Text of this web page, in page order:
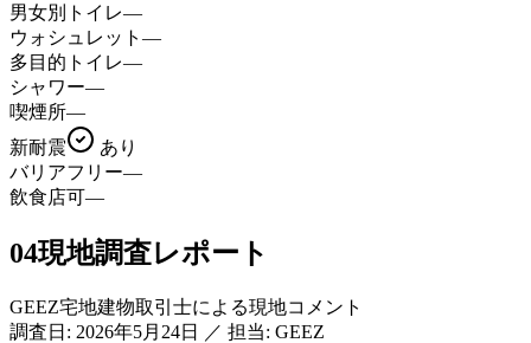
男女別トイレ—
ウォシュレット —
多目的トイレ—
シャワー—
喫煙所—
新耐震
あり
バリアフリー—
飲食店可—
04現地調査レポート
GEEZ宅地建物取引士による現地コメント
調査日: 2026年5月24日 ／ 担当: GEEZ